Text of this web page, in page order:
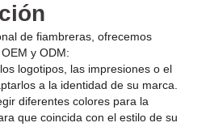
de fiambreras, ofrecemos
y ODM:
logotipos, las impresiones o el
a la identidad de su marca.
diferentes colores para la
que coincida con el estilo de su